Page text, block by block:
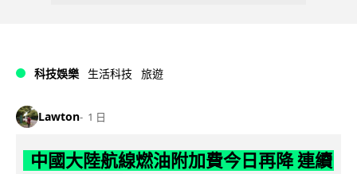
科技娛樂 生活科技 旅遊
Lawton 1 日
中國大陸航線燃油附加費今日再降 連續